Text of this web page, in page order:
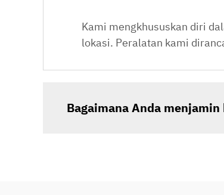
Kami mengkhususkan diri
lokasi. Peralatan kami
Bagaimana Anda